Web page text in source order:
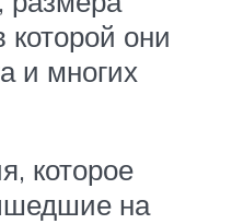
они
и многих
которое
на